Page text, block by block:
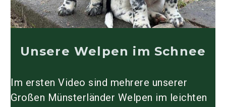
Unsere Welpen im Schnee
Im ersten Video sind mehrere unserer
Großen Münsterländer Welpen im leichten